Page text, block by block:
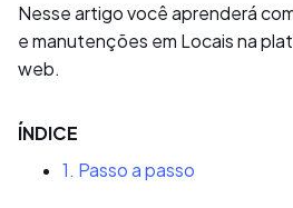
Nesse artigo você aprenderá
e manutenções em Locais na
web.
ÍNDICE
1. Passo a passo